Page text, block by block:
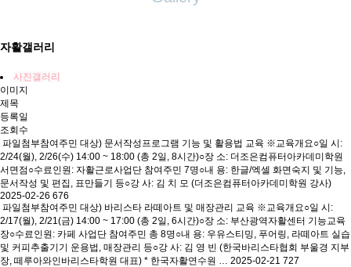
자활갤러리
사진갤러리
이미지
제목
등록일
조회수
파일첨부참여주민 대상) 문서작성프로그램 기능 및 활용법 교육 ※교육개요○일 시:
2/24(월), 2/26(수) 14:00 ~ 18:00 (총 2일, 8시간)○장 소: 더조은컴퓨터아카데미학원
서면점○수료인원: 자활근로사업단 참여주민 7명○내 용: 한글/엑셀 화면숙지 및 기능,
문서작성 및 편집, 표만들기 등○강 사: 김 치 모 (더조은컴퓨터아카데미학원 강사)
2025-02-26 676
파일첨부참여주민 대상) 바리스타 라떼아트 및 매장관리 교육 ※교육개요○일 시:
2/17(월), 2/21(금) 14:00 ~ 17:00 (총 2일, 6시간)○장 소: 부산광역자활센터 기능교육
장○수료인원: 카페 사업단 참여주민 총 8명○내 용: 우유스티밍, 푸어링, 라떼아트 실습
및 커피추출기기 운용법, 매장관리 등○강 사: 김 영 빈 (한국바리스타협회 부울경 지부
장, 떼루아와인바리스타학원 대표) * 한국자활연수원 … 2025-02-21 727